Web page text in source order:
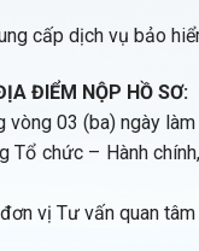
cấp dịch vụ bảo
ĐIỂM NỘP HỒ SƠ:
vòng 03 (ba) ngày
Tổ chức – Hành
vị Tư vấn quan tâm